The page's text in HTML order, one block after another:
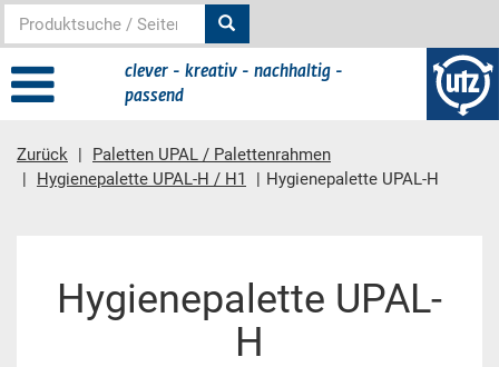
clever - kreativ - nachhaltig -
passend
Zurück
Paletten UPAL / Palettenrahmen
Hygienepalette UPAL-H / H1
Hygienepalette UPAL-H
Hygienepalette UPAL-
H